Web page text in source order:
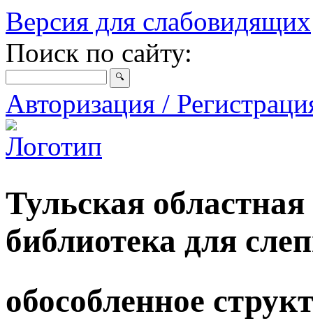
Версия для слабовидящих
Поиск по сайту:
Авторизация /
Тульская
библиотека для
обособленное